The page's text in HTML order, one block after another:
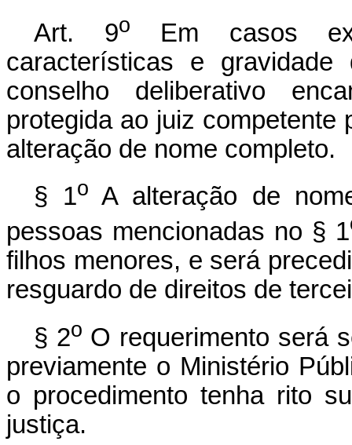
Art. 9o Em casos
características e
conselho deliberativo
protegida ao juiz competente
alteração de nome completo.
§ 1o A alteração de
pessoas mencionadas no § 1
filhos menores, e será
resguardo de direitos de
§ 2o O requerimento será
previamente o Ministério
o procedimento tenha rito
justiça.